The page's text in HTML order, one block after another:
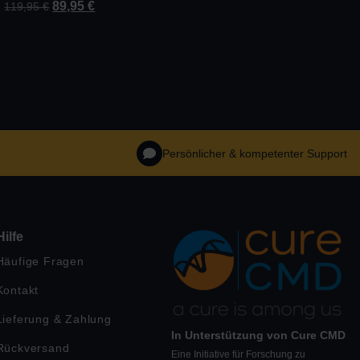
119,95€ 89,95€
Persönlicher & kompetenter Support
Fragen
& Zahlung
In Unterstützung von Cure CMD
Eine Initiative für Forschung zu